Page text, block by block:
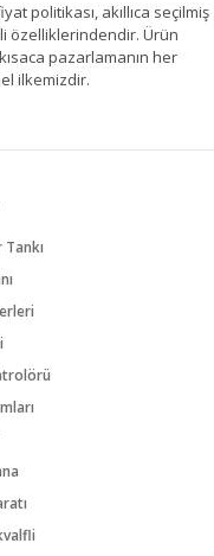
politikası, akıllıca seçilmiş
özelliklerindendir. Ürün
pazarlamanın her
ilkemizdir.